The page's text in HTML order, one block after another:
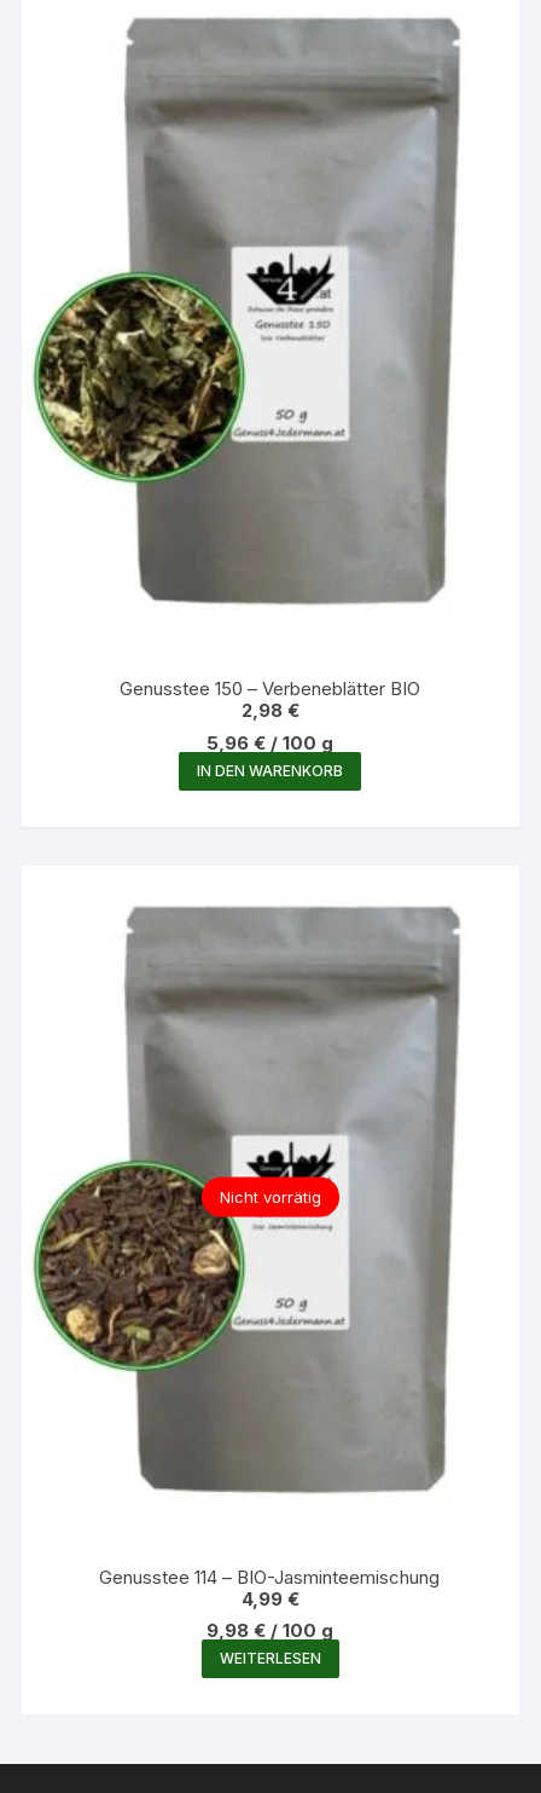
Genusstee 150 – Verbeneblätter BIO
2,98 €
5,96€ /100 g
IN DEN WARENKORB
Nicht vorrätig
Genusstee 114 – BIO-Jasminteemischung
4,99 €
9,98€ /100 g
WEITERLESEN